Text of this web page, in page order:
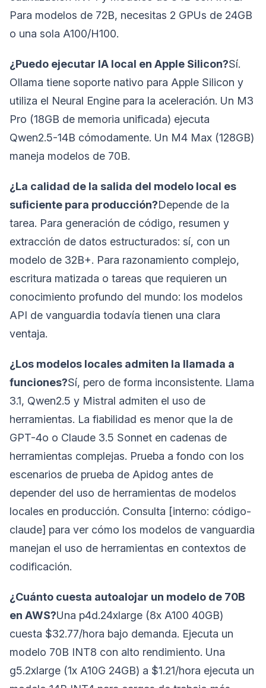
Para modelos de 72B, necesitas 2 GPUs de 24GB
o una sola A100/H100.
¿Puedo ejecutar IA local en Apple Silicon?Sí.
Ollama tiene soporte nativo para Apple Silicon y
utiliza el Neural Engine para la aceleración. Un M3
Pro (18GB de memoria unificada) ejecuta
Qwen2.5-14B cómodamente. Un M4 Max (128GB)
maneja modelos de 70B.
¿La calidad de la salida del modelo local es
suficiente para producción?Depende de la
tarea. Para generación de código, resumen y
extracción de datos estructurados: sí, con un
modelo de 32B+. Para razonamiento complejo,
escritura matizada o tareas que requieren un
conocimiento profundo del mundo: los modelos
API de vanguardia todavía tienen una clara
ventaja.
¿Los modelos locales admiten la llamada a
funciones?Sí, pero de forma inconsistente. Llama
3.1, Qwen2.5 y Mistral admiten el uso de
herramientas. La fiabilidad es menor que la de
GPT-4o o Claude 3.5 Sonnet en cadenas de
herramientas complejas. Prueba a fondo con los
escenarios de prueba de Apidog antes de
depender del uso de herramientas de modelos
locales en producción. Consulta [interno: código-
claude] para ver cómo los modelos de vanguardia
manejan el uso de herramientas en contextos de
codificación.
¿Cuánto cuesta autoalojar un modelo de 70B
en AWS?Una p4d.24xlarge (8x A100 40GB)
cuesta $32.77/hora bajo demanda. Ejecuta un
modelo 70B INT8 con alto rendimiento. Una
g5.2xlarge (1x A10G 24GB) a $1.21/hora ejecuta un